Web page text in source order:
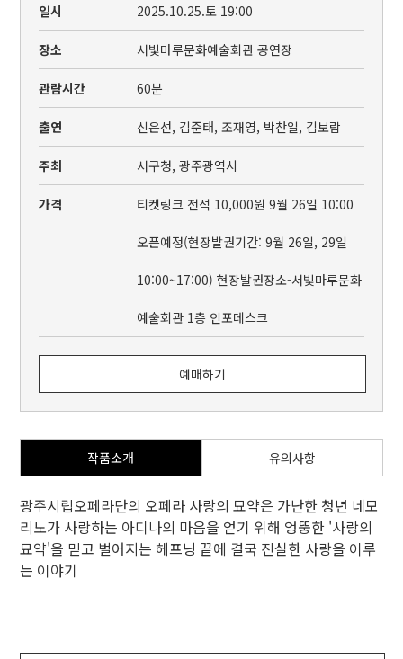
일시 2025.10.25.토 19:00
장소 서빛마루문화예술회관 공연장
관람시간 60분
출연 신은선, 김준태, 조재영, 박찬일, 김보람
주최 서구청, 광주광역시
가격 티켓링크 전석 10,000원 9월 26일 10:00
오픈예정(현장발권기간: 9월 26일, 29일
10:00~17:00) 현장발권장소-서빛마루문화
예술회관 1층 인포데스크
예매하기
작품소개 유의사항
광주시립오페라단의 오페라 사랑의 묘약은 가난한 청년 네모
리노가 사랑하는 아디나의 마음을 얻기 위해 엉뚱한 '사랑의
묘약'을 믿고 벌어지는 헤프닝 끝에 결국 진실한 사랑을 이루
는 이야기